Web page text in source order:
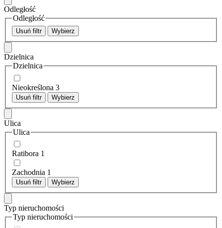
Odległość
Odległość
Usuń filtr Wybierz
Dzielnica
Dzielnica
Nieokreślona 3
Usuń filtr Wybierz
Ulica
Ulica
Ratibora 1
Zachodnia 1
Usuń filtr Wybierz
Typ nieruchomości
Typ nieruchomości